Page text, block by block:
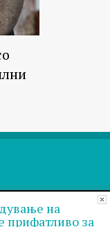
на
прифатливо за